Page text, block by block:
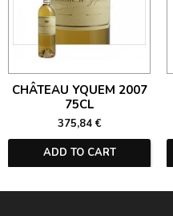
CHÂTEAU YQUEM 2007
75CL
375,84 €
ADD TO CART